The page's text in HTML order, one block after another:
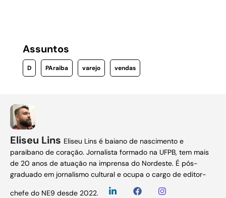
Assuntos
D PAraiba varejo vendas
Eliseu Lins Eliseu Lins é baiano de nascimento e
paraibano de coração. Jornalista formado na UFPB, tem mais
de 20 anos de atuação na imprensa do Nordeste. É pós-
graduado em jornalismo cultural e ocupa o cargo de editor-
chefe do NE9 desde 2022.